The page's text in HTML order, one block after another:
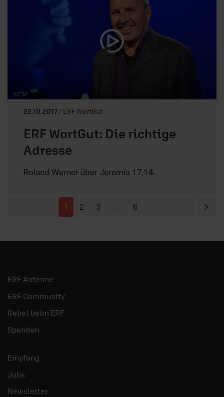
© ERF
22.10.2017/ ERF WortGut
ERF WortGut: Die richtige
Adresse
Roland Werner über Jeremia 17,14.
1 2 3 6
ERF Antenne
ERF Community
Gebet beim ERF
Spenden
Empfang
Jobs
Newsletter